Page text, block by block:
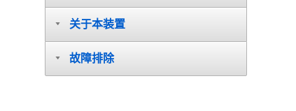
关于本装置
故障排除